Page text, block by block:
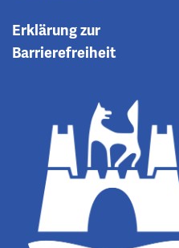
Erklärung zur
Barrierefreiheit